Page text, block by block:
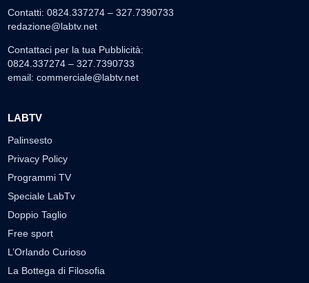
Contatti: 0824.337274 – 327.7390733
redazione@labtv.net
Contattaci per la tua Pubblicità:
0824.337274 – 327.7390733
email: commerciale@labtv.net
LABTV
Palinsesto
Privacy Policy
Programmi TV
Speciale LabTv
Doppio Taglio
Free sport
L’Orlando Curioso
La Bottega di Filosofia